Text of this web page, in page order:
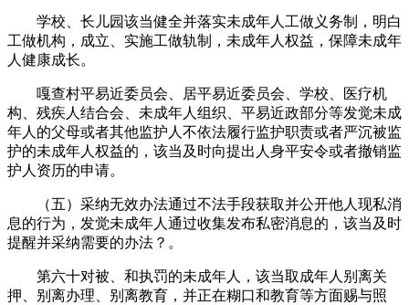
学校、长儿园该当健全并落实未成年人工做义务制，明白
工做机构，成立、实施工做轨制，未成年人权益，保障未成年
人健康成长。
嘎查村平易近委员会、居平易近委员会、学校、医疗机
构、残疾人结合会、未成年人组织、平易近政部分等发觉未成
年人的父母或者其他监护人不依法履行监护职责或者严沉被监
护的未成年人权益的，该当及时向提出人身平安令或者撤销监
护人资历的申请。
（五）采纳无效办法通过不法手段获取并公开他人现私消
息的行为，发觉未成年人通过收集发布私密消息的，该当及时
提醒并采纳需要的办法？。
第六十对被、和执罚的未成年人，该当取成年人别离关
押、别离办理、别离教育，并正在糊口和教育等方面赐与照